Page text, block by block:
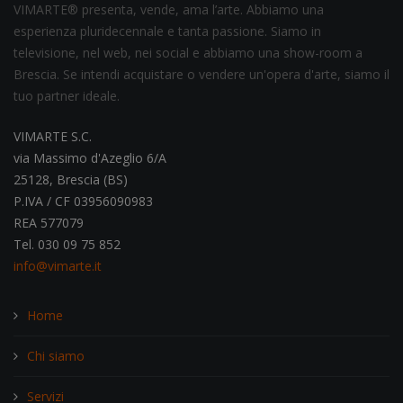
VIMARTE® presenta, vende, ama l’arte. Abbiamo una
esperienza pluridecennale e tanta passione. Siamo in
televisione, nel web, nei social e abbiamo una show-room a
Brescia. Se intendi acquistare o vendere un'opera d'arte, siamo il
tuo partner ideale.
VIMARTE S.C.
via Massimo d'Azeglio 6/A
25128, Brescia (BS)
P.IVA / CF 03956090983
REA 577079
Tel. 030 09 75 852
info@vimarte.it
Home
Chi siamo
Servizi